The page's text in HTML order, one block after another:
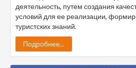
деятельность, путем создания
условий для ее реализации,
туристских знаний.
Подробнее...